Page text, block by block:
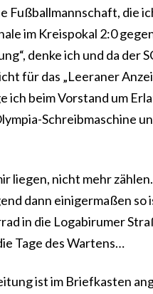
die
im Kreispokal 2:0
denke ich und da der
für das „Leeraner
beim Vorstand um
Schreibmaschine
liegen, nicht mehr
dann einigermaßen so
in die Logabirumer
Tage des Wartens…
ist im Briefkasten